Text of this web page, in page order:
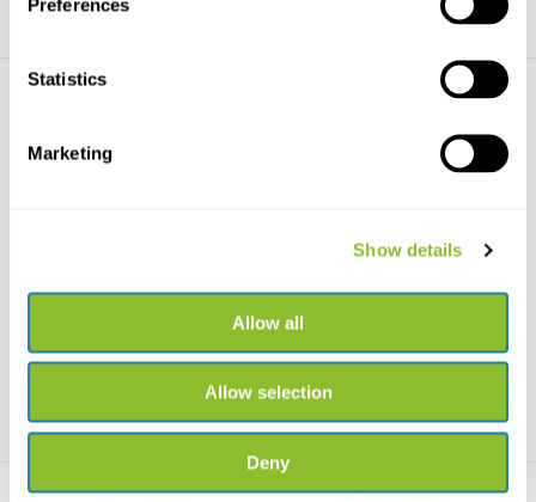
Preferences
Statistics
Marketing
Show details
Allow all
Allow selection
Deny
Wowscapes
€39,90